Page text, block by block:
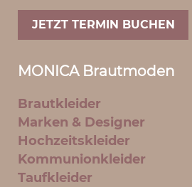
JETZT TERMIN BUCHEN
MONICA Brautmoden
Brautkleider
Marken & Designer
Hochzeitskleider
Kommunionkleider
Taufkleider